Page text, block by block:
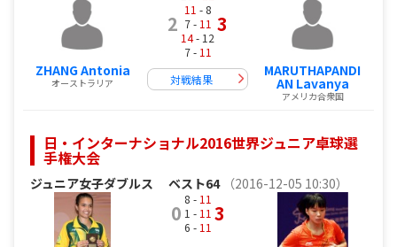
ZHANG Antonia
オーストラリア
2
11 - 8
7 - 11
14- 12
7 - 11
3
対戦結果
MARUTHAPANDI
AN Lavanya
アメリカ合衆国
日・インターナショナル2016世界ジュニア卓球選
手権大会
ジュニア女子ダブルス ベスト64 （2016-12-05 10:30）
0
8 - 11
1 - 11
6 - 11
3